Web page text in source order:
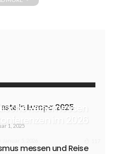
Reisemessen
im 2026
in Europa 2025
1, 2025
messen und Reise